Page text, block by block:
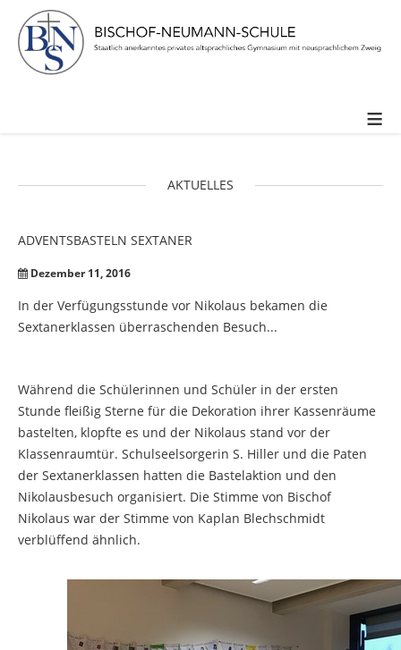
≡
AKTUELLES
ADVENTSBASTELN SEXTANER
Dezember 11, 2016
In der Verfügungsstunde vor Nikolaus bekamen die
Sextanerklassen überraschenden Besuch...
Während die Schülerinnen und Schüler in der ersten
Stunde fleißig Sterne für die Dekoration ihrer Kassenräume
bastelten, klopfte es und der Nikolaus stand vor der
Klassenraumtür. Schulseelsorgerin S. Hiller und die Paten
der Sextanerklassen hatten die Bastelaktion und den
Nikolausbesuch organisiert. Die Stimme von Bischof
Nikolaus war der Stimme von Kaplan Blechschmidt
verblüffend ähnlich.